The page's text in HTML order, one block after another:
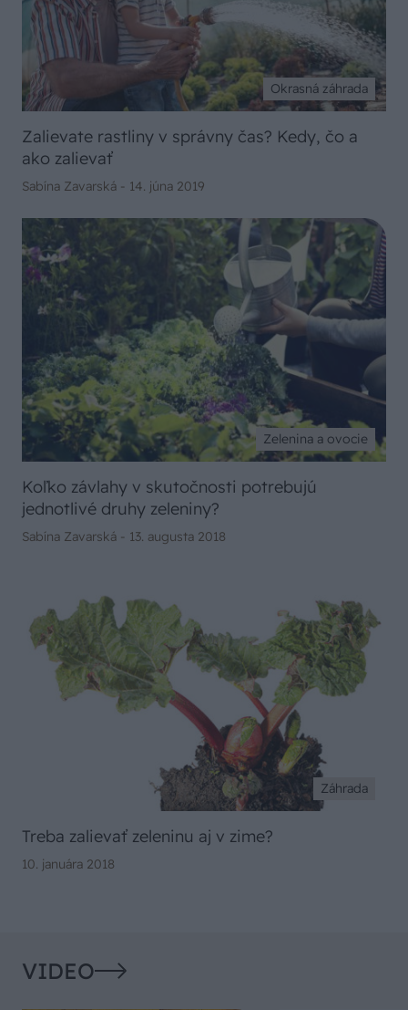
Okrasná záhrada
Zalievate rastliny v správny čas? Kedy, čo a
ako zalievať
Sabína Zavarská - 14. júna 2019
Zelenina a ovocie
Koľko závlahy v skutočnosti potrebujú
jednotlivé druhy zeleniny?
Sabína Zavarská - 13. augusta 2018
Záhrada
Treba zalievať zeleninu aj v zime?
10. januára 2018
VIDEO